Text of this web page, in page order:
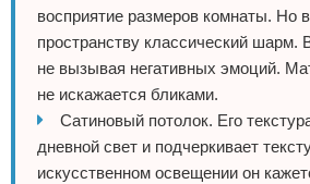
восприятие размеров комнаты. Но
пространству классический шарм.
не вызывая негативных эмоций.
не искажается бликами.
Сатиновый потолок. Его
дневной свет и подчеркивает
искусственном освещении он